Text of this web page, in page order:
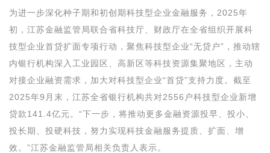
为进一步深化种子期和初创期科技型企业金融服务，2025年
初，江苏金融监管局联合省科技厅、财政厅在全省组织开展科
技型企业首贷扩面专项行动，聚焦科技型企业“无贷户”，推动辖
内银行机构深入工业园区、高新区等科技资源集聚地区，主动
对接企业融资需求，加大对科技型企业“首贷”支持力度。截至
2025年9月末，江苏全省银行机构共对2556户科技型企业新增
贷款141.4亿元。“下一步，将推动更多金融资源投早、投小、
投长期、投硬科技，努力实现科技金融服务提质、扩面、增
效。”江苏金融监管局相关负责人表示。